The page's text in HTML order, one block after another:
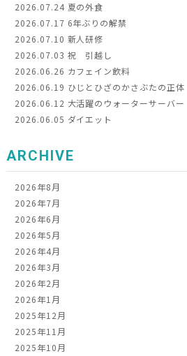
2026.07.24 夏の外食
2026.07.17 6年ぶりの解禁
2026.07.10 新人研修
2026.07.03 祝 引越し
2026.06.26 カフェイン飲料
2026.06.19 ひじとひざのかさぶたの正体
2026.06.12 大活躍のウォーターサーバー
2026.06.05 ダイエット
ARCHIVE
2026年8月
2026年7月
2026年6月
2026年5月
2026年4月
2026年3月
2026年2月
2026年1月
2025年12月
2025年11月
2025年10月